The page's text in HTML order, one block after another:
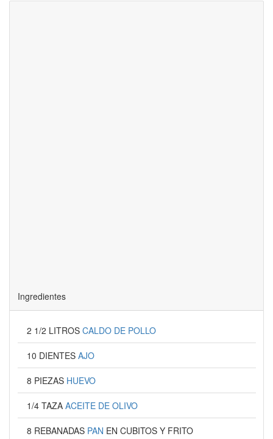
Ingredientes
2 1/2 LITROS CALDO DE POLLO
10 DIENTES AJO
8 PIEZAS HUEVO
1/4 TAZA ACEITE DE OLIVO
8 REBANADAS PAN EN CUBITOS Y FRITO